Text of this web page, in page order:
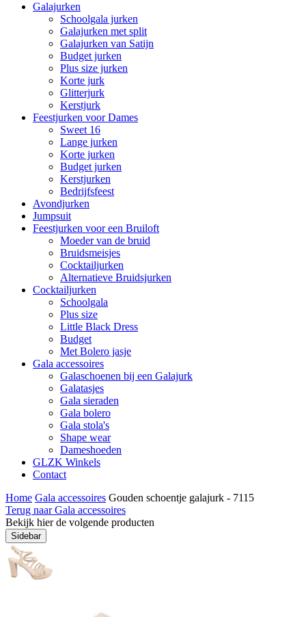
Galajurken
Schoolgala jurken
Galajurken met split
Galajurken van Satijn
Budget jurken
Plus size jurken
Korte jurk
Glitterjurk
Kerstjurk
Feestjurken voor Dames
Sweet 16
Lange jurken
Korte jurken
Budget jurken
Kerstjurken
Bedrijfsfeest
Avondjurken
Jumpsuit
Feestjurken voor een Bruiloft
Moeder van de bruid
Bruidsmeisjes
Cocktailjurken
Alternatieve Bruidsjurken
Cocktailjurken
Schoolgala
Plus size
Little Black Dress
Budget
Met Bolero jasje
Gala accessoires
Galaschoenen bij een Galajurk
Galatasjes
Gala sieraden
Gala bolero
Gala stola's
Shape wear
Dameshoeden
GLZK Winkels
Contact
Home Gala accessoires Gouden schoentje galajurk - 7115
Terug naar Gala accessoires
Bekijk hier de volgende producten
Sidebar